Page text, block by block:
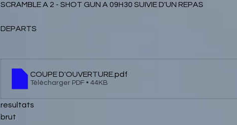
SCRAMBLE A 2 - SHOT GUN A 09H30 SUIVIE D'UN REPAS
DEPARTS
COUPE D'OUVERTURE.pdf
Télécharger PDF • 44KB
resultats
brut